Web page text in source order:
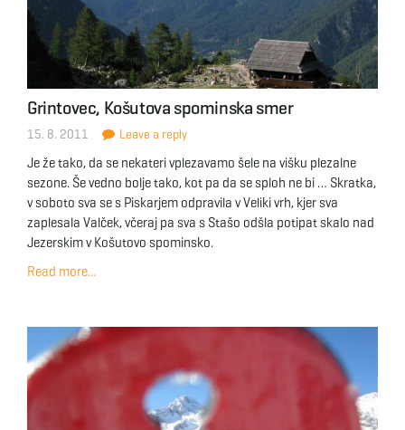
Grintovec, Košutova spominska smer
15. 8. 2011 Leave a reply
Je že tako, da se nekateri vplezavamo šele na višku plezalne
sezone. Še vedno bolje tako, kot pa da se sploh ne bi … Skratka,
v soboto sva se s Piskarjem odpravila v Veliki vrh, kjer sva
zaplesala Valček, včeraj pa sva s Stašo odšla potipat skalo nad
Jezerskim v Košutovo spominsko.
Read more...